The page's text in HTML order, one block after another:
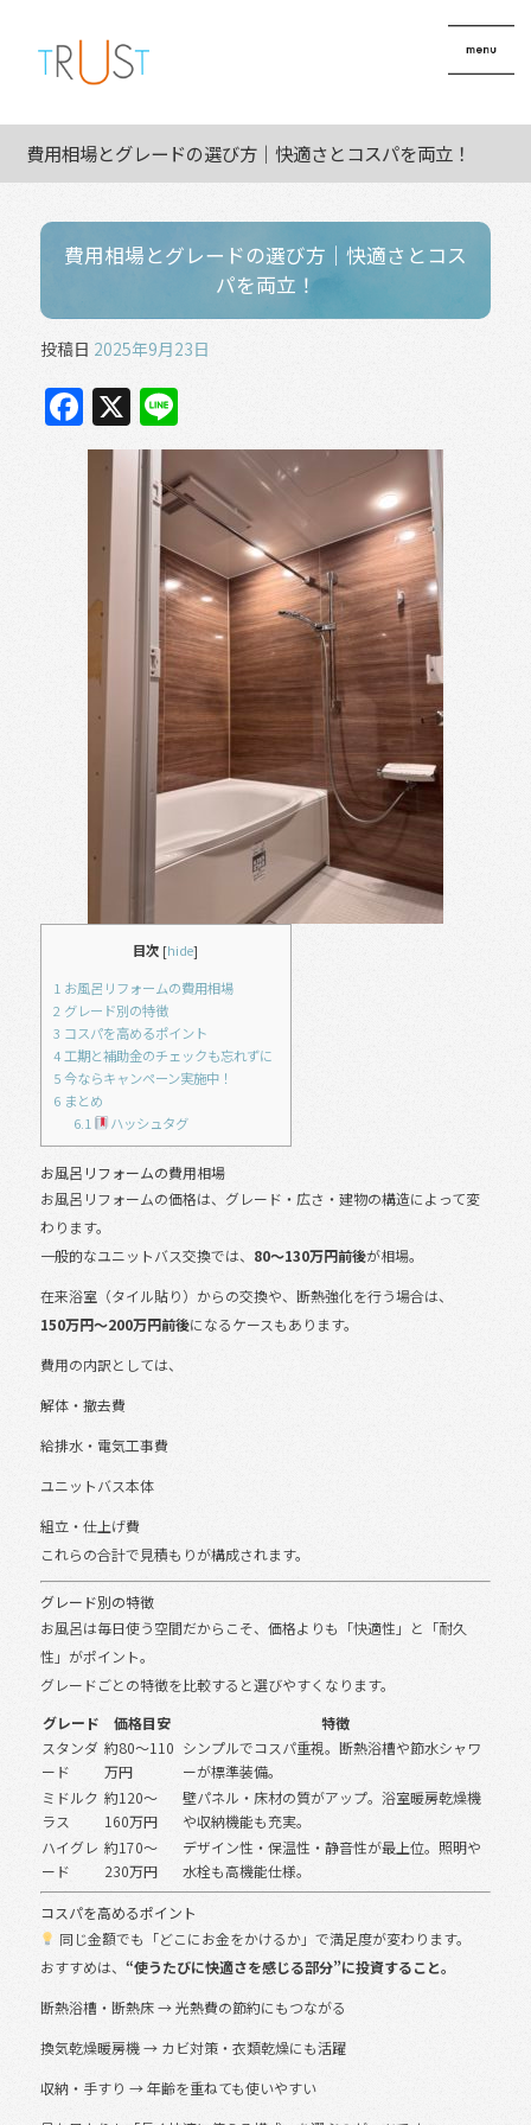
費用相場とグレードの選び方｜快適さとコスパを両立！
費用相場とグレードの選び方｜快適さとコス
パを両立！
投稿日 2025年9月23日
F
a
b
o
o
k
X Li
n
e
目次 [hide]
1 お風呂リフォームの費用相場
2 グレード別の特徴
3 コスパを高めるポイント
4工期と補助金のチェックも忘れずに
5今ならキャンペーン実施中！
6まとめ
6.1
ハッシュタグ
お風呂リフォームの費用相場
お風呂リフォームの価格は、グレード・広さ・建物の構造によって変
わります。
一般的なユニットバス交換では、 80〜130万円前後が相場。
在来浴室（タイル貼り）からの交換や、断熱強化を行う場合は、
150万円〜200万円前後になるケースもあります。
費用の内訳としては、
解体・撤去費
給排水・電気工事費
ユニットバス本体
組立・仕上げ費
これらの合計で見積もりが構成されます。
グレード別の特徴
お風呂は毎日使う空間だからこそ、価格よりも「快適性」と「耐久
性」がポイント。
グレードごとの特徴を比較すると選びやすくなります。
グレード
価格目安
特徴
スタンダ
ード
約80〜110
万円
シンプルでコスパ重視。断熱浴槽や節水シャワ
ーが標準装備。
ミドルク
ラス
約120〜
160万円
壁パネル・床材の質がアップ。浴室暖房乾燥機
や収納機能も充実。
ハイグレ
ード
約170〜
230万円
デザイン性・保温性・静音性が最上位。照明や
水栓も高機能仕様。
コスパを高めるポイント
同じ金額でも「どこにお金をかけるか」で満足度が変わります。
おすすめは、 “使うたびに快適さを感じる部分”に投資すること。
断熱浴槽・断熱床 → 光熱費の節約にもつながる
換気乾燥暖房機 → カビ対策・衣類乾燥にも活躍
収納・手すり → 年齢を重ねても使いやすい